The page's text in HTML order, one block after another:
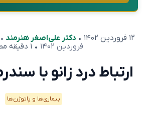
۱۲ فروردین ۱۴۰۲ • دکتر علی‌اصغر هنرمند
فروردین ۱۴۰۲
• ۱ دقیقه مطالعه
ارتباط درد زانو با
بیماری‌ها و پاتوژن‌ها